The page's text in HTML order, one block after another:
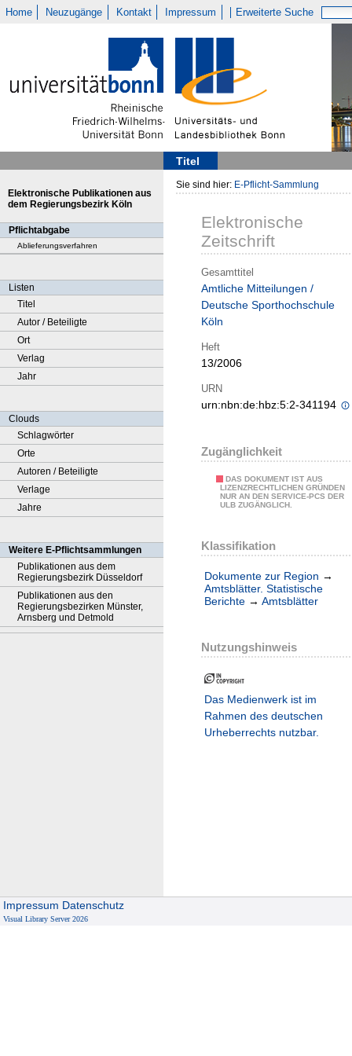
Home Neuzugänge Kontakt Impressum Erweiterte Suche
Titel
Elektronische Publikationen aus
dem Regierungsbezirk Köln
Pflichtabgabe
Ablieferungsverfahren
Listen
Titel
Autor / Beteiligte
Ort
Verlag
Jahr
Clouds
Schlagwörter
Orte
Autoren / Beteiligte
Verlage
Jahre
Weitere E-Pflichtsammlungen
Publikationen aus dem
Regierungsbezirk Düsseldorf
Publikationen aus den
Regierungsbezirken Münster,
Arnsberg und Detmold
Sie sind hier: E-Pflicht-Sammlung
Elektronische
Zeitschrift
Gesamttitel
Amtliche Mitteilungen /
Deutsche Sporthochschule
Köln
Heft
13/2006
URN
urn:nbn:de:hbz:5:2-341194
Zugänglichkeit
DAS DOKUMENT IST AUS
LIZENZRECHTLICHEN GRÜNDEN
NUR AN DEN SERVICE-PCS DER
ULB ZUGÄNGLICH.
Klassifikation
Dokumente zur Region →
Amtsblätter. Statistische
Berichte → Amtsblätter
Nutzungshinweis
Das Medienwerk ist im
Rahmen des deutschen
Urheberrechts nutzbar.
Impressum Datenschutz
Visual Library Server 2026